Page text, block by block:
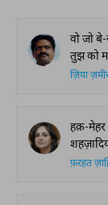
वो जो
तुझ को
ज़िया
हक़-मेहर
फ़रहत